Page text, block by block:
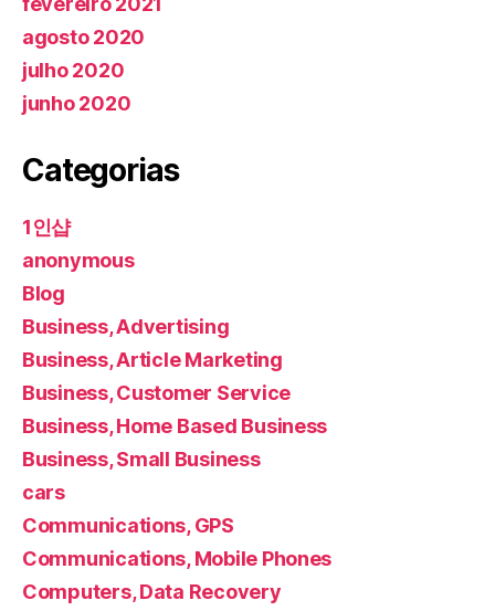
agosto 2020
julho 2020
junho 2020
Categorias
1인샵
anonymous
Blog
Business, Advertising
Business, Article Marketing
Business, Customer Service
Business, Home Based Business
Business, Small Business
cars
Communications, GPS
Communications, Mobile Phones
Computers, Data Recovery